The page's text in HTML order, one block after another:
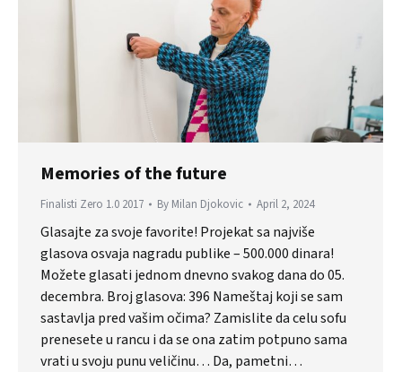
Memories of the future
Finalisti Zero 1.0 2017 By Milan Djokovic April 2, 2024
Glasajte za svoje favorite! Projekat sa najviše
glasova osvaja nagradu publike – 500.000 dinara!
Možete glasati jednom dnevno svakog dana do 05.
decembra. Broj glasova: 396 Nameštaj koji se sam
sastavlja pred vašim očima? Zamislite da celu sofu
prenesete u rancu i da se ona zatim potpuno sama
vrati u svoju punu veličinu… Da, pametni…